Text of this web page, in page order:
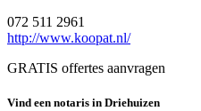
072 511 2961
http://www.koopat.nl/
GRATIS offertes aanvragen
Vind een notaris in Driehuizen